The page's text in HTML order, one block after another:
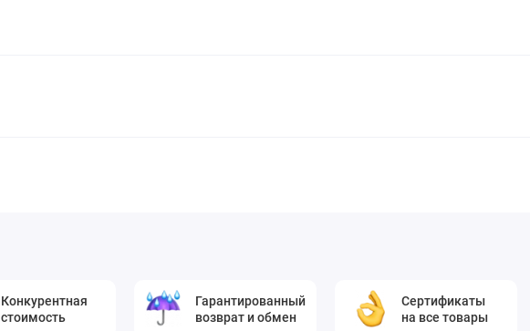
Конкурентная
стоимость
Гарантированный
возврат и обмен
Сертификаты
на все товары